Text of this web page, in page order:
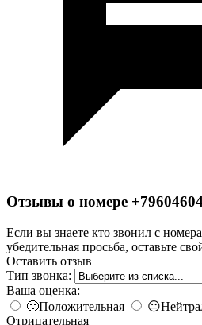
Отзывы о номере
Если вы знаете кто звонил с номера
убедительная просьба, оставьте
Оставить отзыв
Тип звонка:
Ваша оценка:
🙂Положительная 😐
Отрицательная